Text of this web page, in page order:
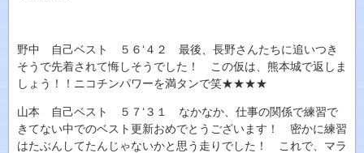
野中 自己ベスト ５６‘４２ 最後、長野さんたちに追いつき
そうで先着されて悔しそうでした！ この仮は、熊本城で返しま
しょう！！ニコチンパワーを満タンで笑★★★★
山本 自己ベスト ５７‘３１ なかなか、仕事の関係で練習で
きてない中でのベスト更新おめでとうございます！ 密かに練習
はたぶんしてたんじゃないかと思う走りでした！ これで、マラ